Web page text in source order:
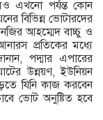
এখনো পর্যন্ত কোন
বিভিন্ন ভোটারদের
আহম্মেদ বাচ্চু ও
প্রতিকের মধ্যে
পদ্মার এপারের
উন্নয়ণ, ইউনিয়ন
যিনি কাজ করবেন
ভোট অনুষ্টিত হবে